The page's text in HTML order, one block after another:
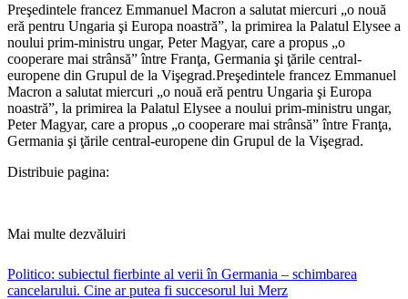
Preşedintele francez Emmanuel Macron a salutat miercuri „o nouă
eră pentru Ungaria şi Europa noastră”, la primirea la Palatul Elysee a
noului prim-ministru ungar, Peter Magyar, care a propus „o
cooperare mai strânsă” între Franţa, Germania şi ţările central-
europene din Grupul de la Vişegrad.​Preşedintele francez Emmanuel
Macron a salutat miercuri „o nouă eră pentru Ungaria şi Europa
noastră”, la primirea la Palatul Elysee a noului prim-ministru ungar,
Peter Magyar, care a propus „o cooperare mai strânsă” între Franţa,
Germania şi ţările central-europene din Grupul de la Vişegrad.
Distribuie pagina:
Mai multe dezvăluiri
Politico: subiectul fierbinte al verii în Germania – schimbarea
cancelarului. Cine ar putea fi succesorul lui Merz